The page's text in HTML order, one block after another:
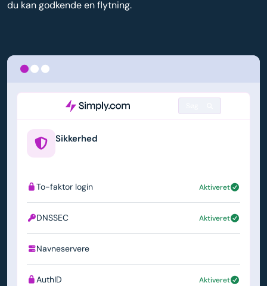
du kan godkende en flytning.
Sikkerhed
To-faktor login Aktiveret
DNSSEC Aktiveret
Navneservere
AuthID Aktiveret